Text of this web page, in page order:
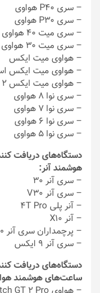
– سری P40 هواوی
– سری P30 هواوی
– سری میت ۴٠ هواوی
– سری میت ٣٠ هواوی
– هواوی میت ایکس
– هواوی میت ایکس
– هواوی میت ایکس ٢
– سری نوا ٨ هواوی
– سری نوا ٧ هواوی
– سری نوا ۶ هواوی
– سری نوا ۵ هواوی
هوشمند آنر:
– سری آنر ٣٠
– سری آنر V30
– آنر پلی 4T Pro
– آنر X10
– پرچمداران سری آنر ۲٠
– سری آنر ٩ ایکس
ساعت‌های هوشمند